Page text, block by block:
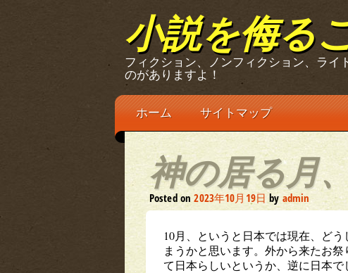
小説を侮る
フィクション、ノンフィクション、ライ
のがありますよ！
Main menu
Skip
content
ホーム サイトマップ
神の居る月
Posted on2023年10月19日 by admin
10月、というと日本では現在、ど
まうかと思います。外から来たお
て日本らしいというか、逆に日本